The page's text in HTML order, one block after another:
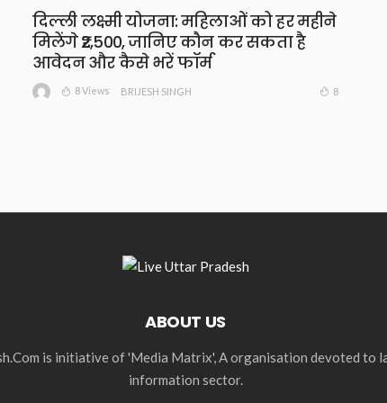
दिल्ली लक्ष्मी योजना: महिलाओं को हर महीने
मिलेंगे ₹2,500, जानिए कौन कर सकता है
आवेदन और कैसे भरें फॉर्म
8 Views BRIJESH SINGH 8
ABOUT US
is initiative of 'Media Matrix', A organisation devoted to
information sector.